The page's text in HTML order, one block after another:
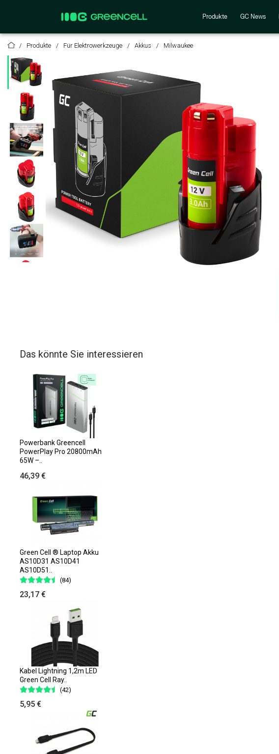
Produkte GC News
Produkte Für Elektrowerkzeuge Akkus Milwaukee
Das könnte Sie interessieren
Powerbank Greencell
PowerPlay Pro 20800mAh
65W –..
46,39 €
Green Cell ® Laptop Akku
AS10D31 AS10D41
AS10D51..
(84)
23,17 €
Kabel Lightning 1,2m LED
Green Cell Ray..
(42)
5,95 €